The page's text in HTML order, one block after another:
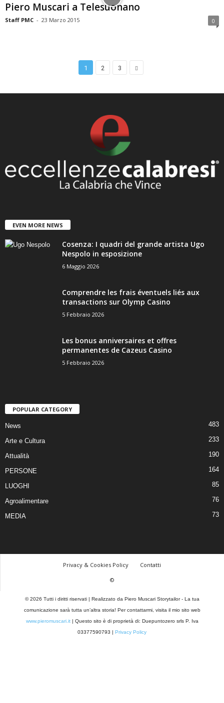
Piero Muscari a Telesuonano
Staff PMC - 23 Marzo 2015 0
1 2 3
EVEN MORE NEWS
Cosenza: I quadri del grande artista Ugo
Nespolo in esposizione
6 Maggio 2026
Comprendre les frais éventuels liés aux
transactions sur Olymp Casino
5 Febbraio 2026
Les bonus anniversaires et offres
permanentes de Cazeus Casino
5 Febbraio 2026
POPULAR CATEGORY
News 483
Arte e Cultura 233
Attualità 190
PERSONE 164
LUOGHI 85
Agroalimentare 76
MEDIA 73
Privacy & Cookies Policy
Contatti
©
© 2026 Tutti i diritti riservati | Realizzato da Piero Muscari Storytailor - La tua
comunicazione sarà tutta un’altra storia! Per contattarmi, visita il mio sito web
www.pieromuscari.it| Questo sito è di proprietà di: Duepuntozero srls P. Iva
03377590793 | Privacy Policy